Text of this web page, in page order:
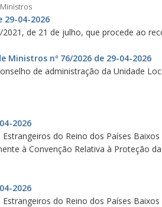
29-04-2026
de 21 de julho, que procede ao
Ministros nº 76/2026 de 29-04-2026
de administração da Unidade
2026
do Reino dos Países
à Convenção Relativa à Proteção
2026
do Reino dos Países